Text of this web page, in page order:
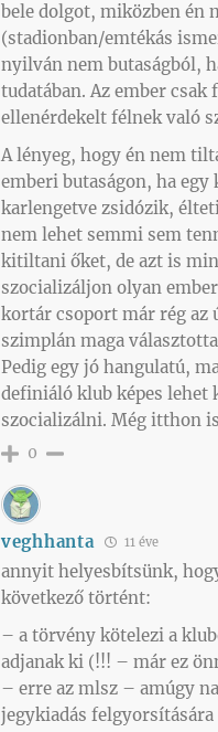
bele dolgot, miközben én
(stadionban/emtékás
nyilván nem butaságból,
tudatában. Az ember
ellenérdekelt félnek való
A lényeg, hogy én nem
emberi butaságon, ha egy
karlengetve zsidózik,
nem lehet semmi sem
kitiltani őket, de azt is
szocializáljon olyan
kortár csoport már rég az
szimplán maga
Pedig egy jó hangulatú,
definiáló klub képes lehet
szocializálni. Még itthon
0
veghhanta 11 éve
annyit helyesbítsünk,
következő történt:
– a törvény kötelezi a
adjanak ki (!!! – már ez
– erre az mlsz – amúgy
jegykiadás